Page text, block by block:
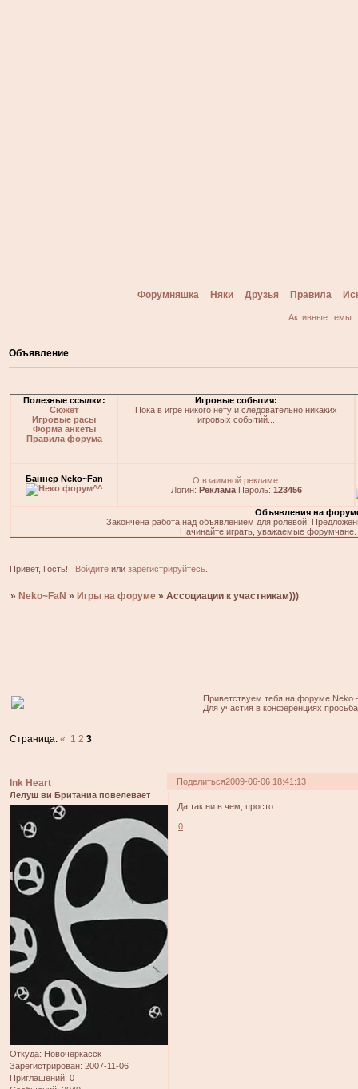
Форумняшка Няки Друзья Правила
Активные темы
Объявление
Полезные ссылки:
Сюжет
Игровые расы
Форма анкеты
Правила форума
Игровые события:
Пока в игре никого нету и следовательно никаких
игровых событий...
Баннер Neko~Fan
О взаимной рекламе:
Логин: РекламаПароль: 123456
Объявления на
Закончена работа над объявлением для ролевой.
Начинайте играть, уважаемые
Привет, Гость! Войдитеили зарегистрируйтесь.
» Neko~FaN » Игры на форуме »Ассоциации к участникам)))
Приветствуем тебя на форуме
Для участия в конференциях
Страница:« 1 2 3
Поделиться2009-06-06 18:41:13
Ink Heart
Лелуш ви Британиа повелевает
Откуда: Новочеркасск
Зарегистрирован: 2007-11-06
Приглашений: 0
Да так ни в чем, просто
0